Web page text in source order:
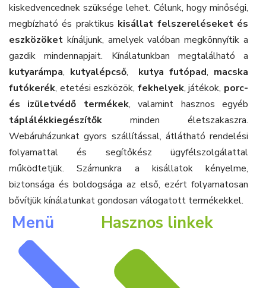
kiskedvencednek szüksége lehet. Célunk, hogy minőségi,
megbízható és praktikus kisállat felszereléseket és
eszközöket kínáljunk, amelyek valóban megkönnyítik a
gazdik mindennapjait. Kínálatunkban megtalálható a
kutyarámpa, kutyalépcső, kutya futópad, macska
futókerék, etetési eszközök, fekhelyek, játékok, porc-
és izületvédő termékek, valamint hasznos egyéb
táplálékkiegészítők minden életszakaszra.
Webáruházunkat gyors szállítással, átlátható rendelési
folyamattal és segítőkész ügyfélszolgálattal
működtetjük. Számunkra a kisállatok kényelme,
biztonsága és boldogsága az első, ezért folyamatosan
bővítjük kínálatunkat gondosan válogatott termékekkel.
Menü Hasznos linkek